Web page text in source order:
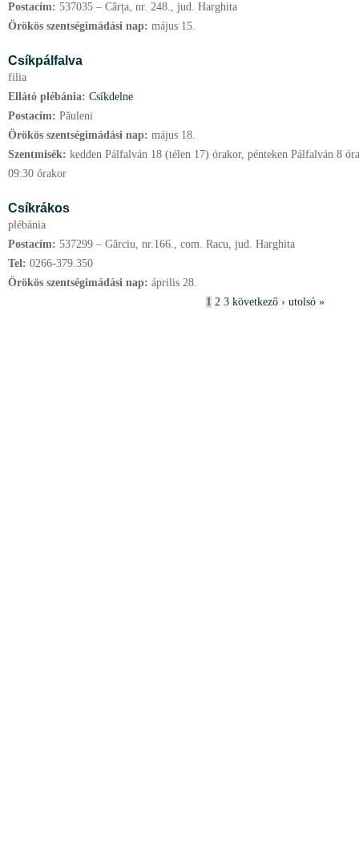
Postacím: 537035 – Cârța, nr. 248., jud. Harghita
Örökös szentségimádási nap: május 15.
Csíkpálfalva
filia
Ellátó plébánia: Csíkdelne
Postacím: Păuleni
Örökös szentségimádási nap: május 18.
Szentmisék: kedden Pálfalván 18 (télen 17) órakor, pénteken Pálfalván 8
09:30 órakor
Csíkrákos
plébánia
Postacím: 537299 – Gârciu, nr.166., com. Racu, jud. Harghita
Tel: 0266-379.350
Örökös szentségimádási nap: április 28.
1 2 3 következő › utolsó »